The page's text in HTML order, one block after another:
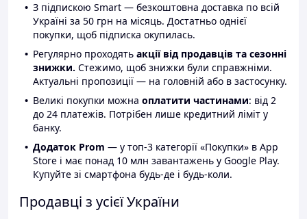
З підпискою Smart — безкоштовна доставка по всій
Україні за 50 грн на місяць. Достатньо однієї
покупки, щоб підписка окупилась.
Регулярно проходять акції від продавців та сезонні
знижки. Стежимо, щоб знижки були справжніми.
Актуальні пропозиції — на головній або в застосунку.
Великі покупки можна оплатити частинами: від 2
до 24 платежів. Потрібен лише кредитний ліміт у
банку.
Додаток Prom — у топ-3 категорії «Покупки» в App
Store і має понад 10 млн завантажень у Google Play.
Купуйте зі смартфона будь-де і будь-коли.
Продавці з усієї України